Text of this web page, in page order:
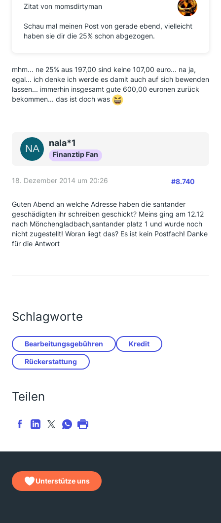
Zitat von momsdirtyman
Schau mal meinen Post von gerade ebend, vielleicht
haben sie dir die 25% schon abgezogen.
mhm... ne 25% aus 197,00 sind keine 107,00 euro... na ja,
egal... ich denke ich werde es damit auch auf sich bewenden
lassen... immerhin insgesamt gute 600,00 euronen zurück
bekommen... das ist doch was
nala*1
Finanztip Fan
18. Dezember 2014 um 20:26 #8.740
Guten Abend an welche Adresse haben die santander
geschädigten ihr schreiben geschickt? Meins ging am 12.12
nach Mönchengladbach,santander platz 1 und wurde noch
nicht zugestellt! Woran liegt das? Es ist kein Postfach! Danke
für die Antwort
Schlagworte
Bearbeitungsgebühren Kredit
Rückerstattung
Teilen
Unterstütze uns